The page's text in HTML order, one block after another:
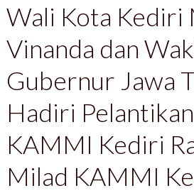
Wali Kota Kediri
Vinanda dan
Gubernur Jawa
Hadiri
KAMMI Kediri
Milad KAMMI